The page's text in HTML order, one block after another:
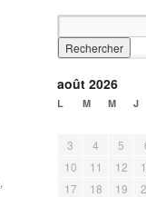
,
août 2026
L M M J
3
4 5
10
11 12
17
18 19